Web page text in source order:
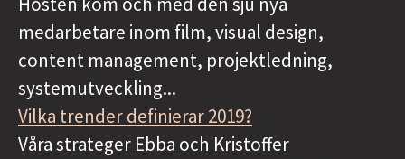
medarbetare inom film, visual design,
content management, projektledning,
systemutveckling...
Vilka trender definierar 2019?
Våra strateger Ebba och Kristoffer